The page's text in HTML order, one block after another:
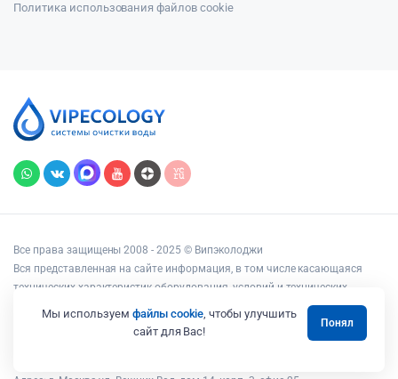
Политика использования файлов cookie
Все права защищены 2008 - 2025 © Випэколоджи
Вся представленная на сайте информация, в том числе касающаяся
технических характеристик оборудования, условий и технических
возможностей подключения, наличия на складе, стоимости товаров и
услуг, носит информационный характер и ни при каких условиях не
является публичной офертой, определяемой положениями статьи 437
Мы используем файлы cookie, чтобы улучшить
сайт для Вас!
Понял